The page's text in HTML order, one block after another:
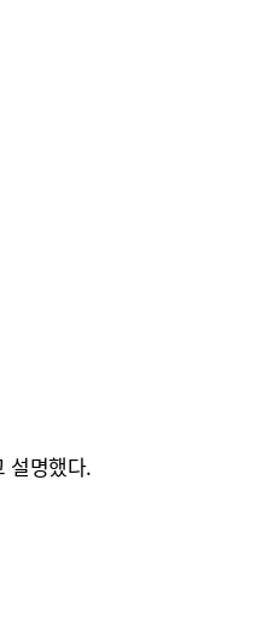
설명했다.